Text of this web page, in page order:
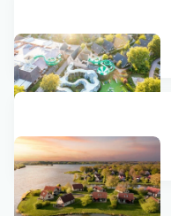
Bekijk alle blogs